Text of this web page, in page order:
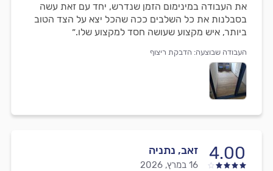
את העבודה במינימום הזמן שנדרש, יחד עם זאת עשה
בסבלנות את כל השלבים ככה שהכל יצא על הצד הטוב
ביותר, איש מקצוע שעושה חסד למקצוע שלו.״
העבודה שבוצעה: הדבקת ריצוף
4.00 זאב, נתניה
16 במרץ, 2026